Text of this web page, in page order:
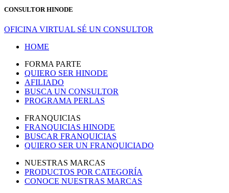
CONSULTOR HINODE
OFICINA VIRTUAL SÉ UN CONSULTOR
HOME
FORMA PARTE
QUIERO SER HINODE
AFILIADO
BUSCA UN CONSULTOR
PROGRAMA PERLAS
FRANQUICIAS
FRANQUICIAS HINODE
BUSCAR FRANQUICIAS
QUIERO SER UN FRANQUICIADO
NUESTRAS MARCAS
PRODUCTOS POR CATEGORÍA
CONOCE NUESTRAS MARCAS